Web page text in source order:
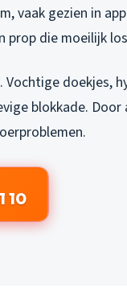
vaak gezien in
prop die moeilijk
doekjes,
blokkade.
10